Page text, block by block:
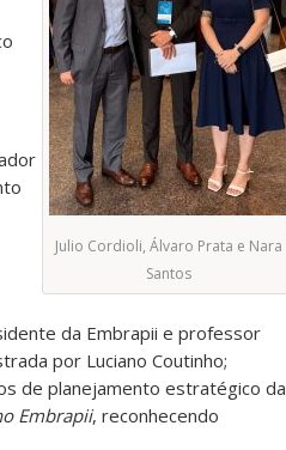
Julio Cordioli, Álvaro Prata e Nara
Santos
da Embrapii e professor
por Luciano Coutinho;
de planejamento estratégico da
Embrapii, reconhecendo